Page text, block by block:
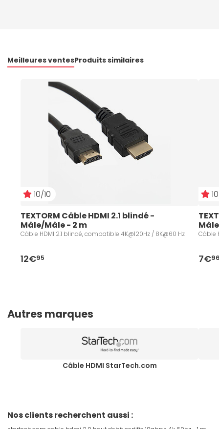
Meilleures ventesProduits similaires
10/10
TEXTORM Câble HDMI 2.1 blindé -
Mâle/Mâle - 2 m
Câble HDMI 2.1 blindé, compatible 4K@120Hz / 8K@60 Hz
12€95
Câble
7€
Autres marques
Câble HDMI StarTech.com
Nos clients recherchent aussi :